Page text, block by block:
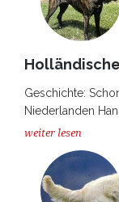
Geschichte:
Niederlanden
weiter lesen